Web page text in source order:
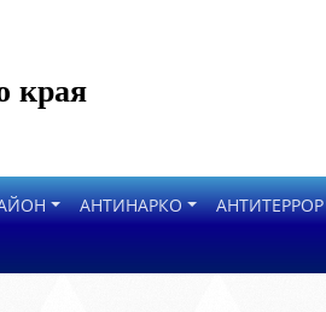
края
АНТИНАРКО
АНТИТЕРРОР